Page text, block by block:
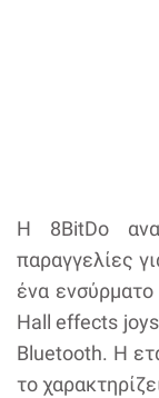
Η 8BitDo
παραγγελίες
ένα
Hall effects
Bluetooth. Η
το